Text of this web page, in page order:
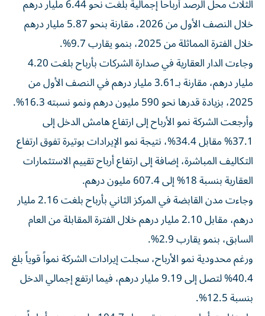
الثلاث محل الرصد أرباحاً إجمالية بلغت نحو 6.44 مليار درهم
خلال النصف الأول من 2026، مقارنة بنحو 5.87 مليار درهم
خلال الفترة المماثلة من 2025، بنمو يقارب 9.7%.
وجاءت الدار العقارية في صدارة الشركات بأرباح بلغت 4.20
مليار درهم، مقارنة بـ3.61 مليار درهم في النصف الأول من
2025، بزيادة قدرها نحو 590 مليون درهم ونمو نسبته 16.3%.
وأرجعت الشركة نمو الأرباح إلى ارتفاع هامش الدخل إلى
37.1% مقابل 34.4%، نتيجة نمو الإيرادات بوتيرة تفوق ارتفاع
التكاليف المباشرة، إضافة إلى ارتفاع أرباح تقييم الاستثمارات
العقارية بنسبة 18% إلى 607.4 مليون درهم.
وجاءت مدن القابضة في المركز الثاني بأرباح بلغت 2.16 مليار
درهم، مقابل 2.10 مليار درهم خلال الفترة المقابلة من العام
السابق، بنمو يقارب 2.9%.
ورغم محدودية نمو الأرباح، سجلت إيرادات الشركة نمواً قوياً بلغ
40.4% لتصل إلى 9.19 مليار درهم، فيما ارتفع إجمالي الدخل
بنسبة 12.5%.